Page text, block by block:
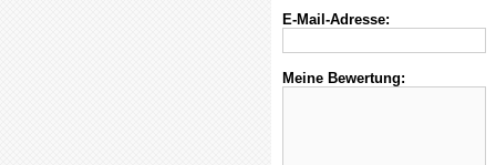
E-Mail-Adresse:
Meine Bewertung: